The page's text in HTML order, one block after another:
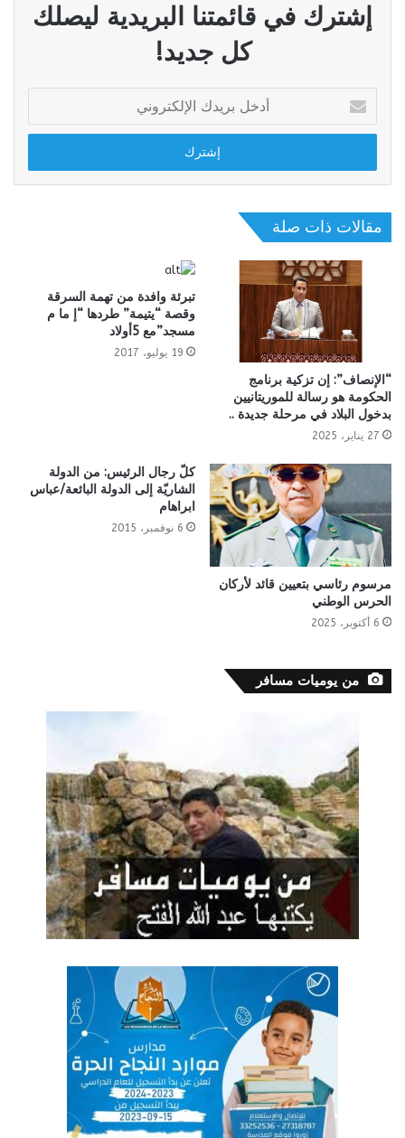
إشترك في قائمتنا البريدية ليصلك
كل جديد!
بريدك
الإلكتروني
مقالات ذات صلة
“الإنصاف”: إن تزكية برنامج
الحكومة هو رسالة للموريتانيين
بدخول البلاد في مرحلة جديدة ..
27 يناير، 2025
تبرئة وافدة من تهمة السرقة
وقصة “يتيمة” طردها “إ ما م
مسجد”مع 5أولاد
19 يوليو، 2017
مرسوم رئاسي بتعيين قائد لأركان
الحرس الوطني
6 أكتوبر، 2025
كلّ رجال الرئيس: من الدولة
الشاريّة إلى الدولة البائعة/عباس
ابراهام
6 نوفمبر، 2015
من يوميات مسافر